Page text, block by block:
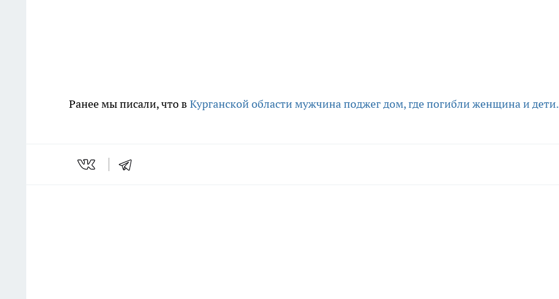
Ранее мы писали, что в Курганской области мужчина поджег дом, где погибли женщина и дети.